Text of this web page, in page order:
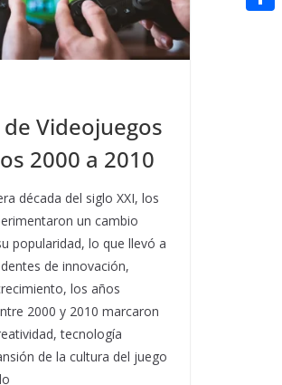
Videojuegos
2000 a 2010
década del siglo XXI, los
un cambio
popularidad, lo que llevó a
de innovación,
los años
2000 y 2010 marcaron
tecnología
de la cultura del juego
n
a